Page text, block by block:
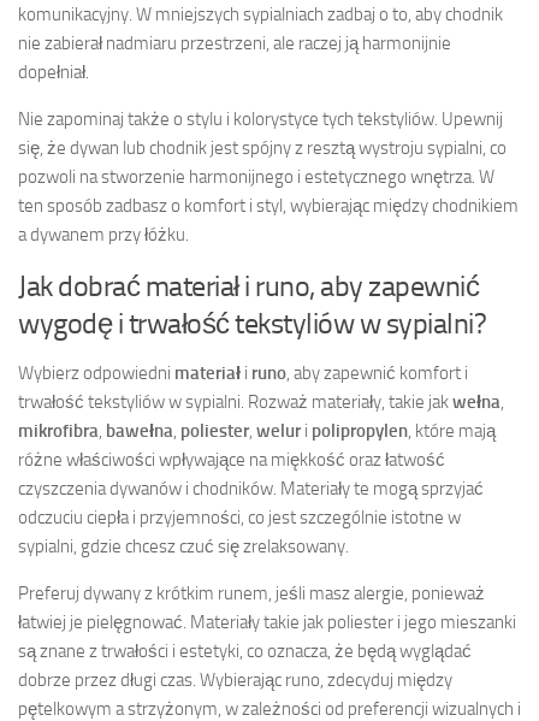
komunikacyjny. W mniejszych sypialniach zadbaj o to, aby chodnik
nie zabierał nadmiaru przestrzeni, ale raczej ją harmonijnie
dopełniał.
Nie zapominaj także o stylu i kolorystyce tych tekstyliów. Upewnij
się, że dywan lub chodnik jest spójny z resztą wystroju sypialni, co
pozwoli na stworzenie harmonijnego i estetycznego wnętrza. W
ten sposób zadbasz o komfort i styl, wybierając między chodnikiem
a dywanem przy łóżku.
Jak dobrać materiał i runo, aby zapewnić
wygodę i trwałość tekstyliów w sypialni?
Wybierz odpowiedni materiał i runo , aby zapewnić komfort i
trwałość tekstyliów w sypialni. Rozważ materiały, takie jakwełna
mikrofibra bawełna poliester, weluri polipropylen , które mają
różne właściwości wpływające na miękkość oraz łatwość
czyszczenia dywanów i chodników. Materiały te mogą sprzyjać
odczuciu ciepła i przyjemności, co jest szczególnie istotne w
sypialni, gdzie chcesz czuć się zrelaksowany.
Preferuj dywany z krótkim runem, jeśli masz alergie, ponieważ
łatwiej je pielęgnować. Materiały takie jak poliester i jego mieszanki
są znane z trwałości i estetyki, co oznacza, że będą wyglądać
dobrze przez długi czas. Wybierając runo, zdecyduj między
pętelkowym a strzyżonym, w zależności od preferencji wizualnych i